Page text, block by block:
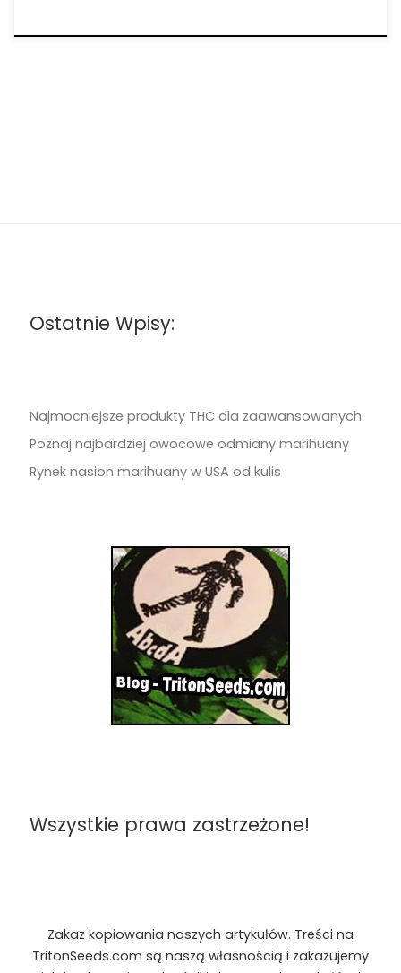
Ostatnie Wpisy:
Najmocniejsze produkty THC dla zaawansowanych
Poznaj najbardziej owocowe odmiany marihuany
Rynek nasion marihuany w USA od kulis
Wszystkie prawa zastrzeżone!
Zakaz kopiowania naszych artykułów. Treści na
TritonSeeds.com są naszą własnością i zakazujemy